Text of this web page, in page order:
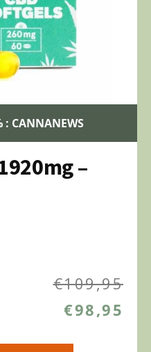
CANNANEWS
–
€109,95
€98,95